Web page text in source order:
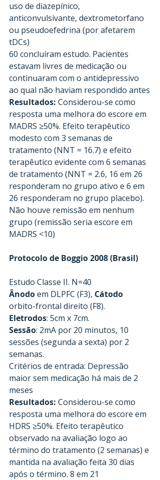
uso de diazepínico,
anticonvulsivante, dextrometorfano
ou pseudoefedrina (por afetarem
tDCs)
60 concluíram estudo. Pacientes
estavam livres de medicação ou
continuaram com o antidepressivo
ao qual não haviam respondido antes
Resultados: Considerou-se como
resposta uma melhora do escore em
MADRS ≥50%. Efeito terapêutico
modesto com 3 semanas de
tratamento (NNT = 16.7) e efeito
terapêutico evidente com 6 semanas
de tratamento (NNT = 2.6, 16 em 26
responderam no grupo ativo e 6 em
26 responderam no grupo placebo).
Não houve remissão em nenhum
grupo (remissão seria escore em
MADRS <10)
Protocolo de Boggio 2008 (Brasil)
Estudo Classe II. N=40
Ânodo em DLPFC (F3), Cátodo
orbito-frontal direito (F8).
Eletrodos: 5cm x 7cm.
Sessão: 2mA por 20 minutos, 10
sessões (segunda a sexta) por 2
semanas.
Critérios de entrada: Depressão
maior sem medicação há mais de 2
meses
Resultados: Considerou-se como
resposta uma melhora do escore em
HDRS ≥50%. Efeito terapêutico
observado na avaliação logo ao
término do tratamento (2 semanas) e
mantida na avaliação feita 30 dias
após o término. 8 em 21